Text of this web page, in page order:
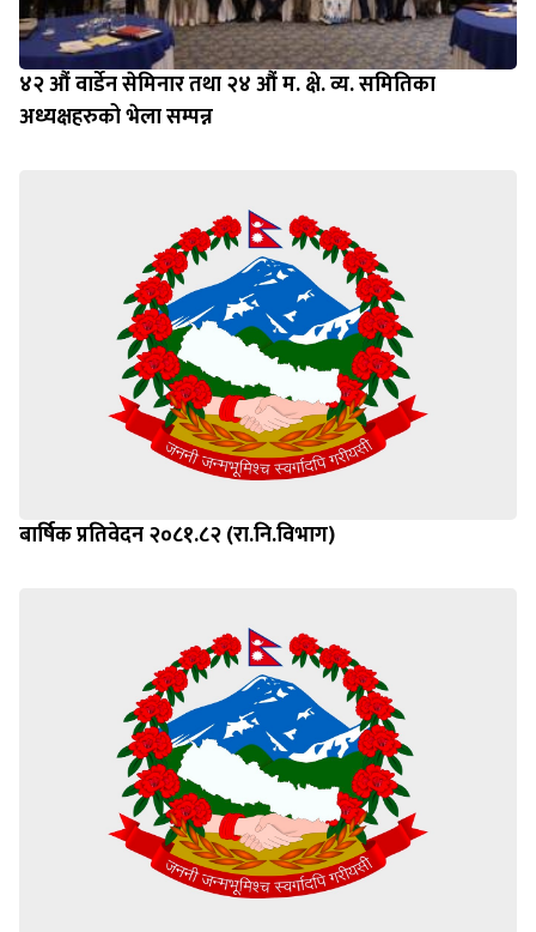
४२ औं वार्डेन सेमिनार तथा २४ औं म. क्षे. व्य. समितिका
अध्यक्षहरुको भेला सम्पन्न
बार्षिक प्रतिवेदन २०८१.८२ (रा.नि.विभाग)